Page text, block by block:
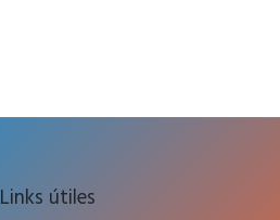
Links útiles